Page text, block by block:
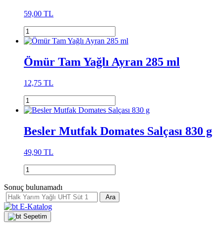
59,00 TL
Ömür Tam Yağlı Ayran 285 ml
12,75 TL
Besler Mutfak Domates Salçası 830 g
49,90 TL
Sonuç bulunamadı
Ara
E-Katalog
Sepetim